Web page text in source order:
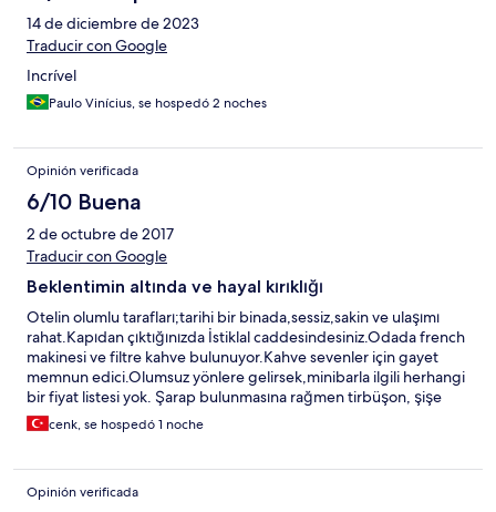
14 de diciembre de 2023
Traducir con Google
Incrível
Paulo Vinícius, se hospedó 2 noches
Opinión verificada
6/10 Buena
2 de octubre de 2017
Traducir con Google
Beklentimin altında ve hayal kırıklığı
Otelin olumlu tarafları;tarihi bir binada,sessiz,sakin ve ulaşımı
rahat.Kapıdan çıktığınızda İstiklal caddesindesiniz.Odada french
makinesi ve filtre kahve bulunuyor.Kahve sevenler için gayet
memnun edici.Olumsuz yönlere gelirsek,minibarla ilgili herhangi
bir fiyat listesi yok. Şarap bulunmasına rağmen tirbüşon, şişe
içeçekler için açacak bulunmuyor.Sanırım görsellik
önemsenmiş.duşta sıcak su problemi var,soğuk günlerde sıkıntı
dilersek faydalanabileceğimiz söylendi.Pazar sabahı ücretli
olduğu söylendi,bunun üzerine alt kattaki cafe'de kahvaltı
cenk, se hospedó 1 noche
Opinión verificada